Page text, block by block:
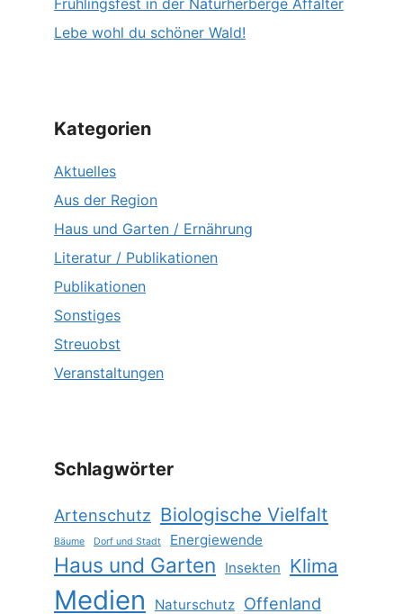
Frühlingsfest in der Naturherberge Affalter
Lebe wohl du schöner Wald!
Kategorien
Aktuelles
Aus der Region
Haus und Garten / Ernährung
Literatur / Publikationen
Publikationen
Sonstiges
Streuobst
Veranstaltungen
Schlagwörter
Artenschutz Biologische Vielfalt
Bäume Dorf und Stadt Energiewende
Haus und Garten Insekten Klima
Medien Naturschutz Offenland